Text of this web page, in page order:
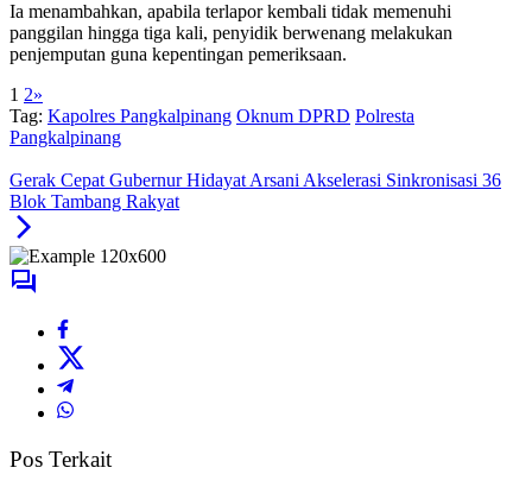
Ia menambahkan, apabila terlapor kembali tidak memenuhi
panggilan hingga tiga kali, penyidik berwenang melakukan
penjemputan guna kepentingan pemeriksaan.
1 2»
Tag: Kapolres Pangkalpinang Oknum DPRD Polresta
Pangkalpinang
Gerak Cepat Gubernur Hidayat Arsani Akselerasi Sinkronisasi 36
Blok Tambang Rakyat
Pos Terkait